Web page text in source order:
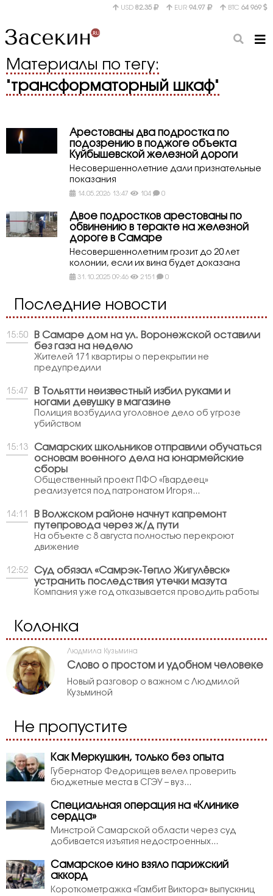
USD 82.35 EUR 94.97 BTC 64 969
Материалы по тегу:
"трансформаторный шкаф"
Арестованы два подростка по
подозрению в поджоге объекта
Куйбышевской железной дороги
Несовершеннолетние дали признательные
показания
14.05.2026 13:47 104 0
Двое подростков арестованы по
обвинению в теракте на железной
дороге в Самаре
Несовершеннолетним грозит до 20 лет
колонии, если их вина будет доказана
31.10.2025 09:46 2151 0
Последние новости
15:50
В Самаре дом на ул. Воронежской оставили
без газа на неделю
Жителей 171 квартиры о перекрытии не
предупредили
15:47
В Тольятти неизвестный избил руками и
ногами девушку в магазине
Полиция возбудила уголовное дело об угрозе
убийством
15:13
Самарских школьников отправили обучаться
основам военного дела на юнармейские
сборы
Общественный проект ПФО «Гвардеец»
реализуется под патронатом Игоря...
14:11
В Волжском районе начнут капремонт
путепровода через ж/д пути
На объекте с 8 августа полностью перекроют
движение
12:52
Суд обязал «Самрэк‑Тепло Жигулёвск»
устранить последствия утечки мазута
Компания уже год отказывается проводить работы
Колонка
Людмила Кузьмина
Слово о простом и удобном человеке
Новый разговор о важном с Людмилой
Кузьминой
Не пропустите
Как Меркушкин, только без опыта
Губернатор Федорищев велел проверить
бюджетные места в СГЭУ – вуз...
Специальная операция на «Клинике
сердца»
Минстрой Самарской области через суд
добивается изъятия недостроенных...
Самарское кино взяло парижский
аккорд
Короткометражка «Гамбит Виктора» выпускниц